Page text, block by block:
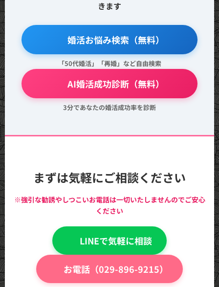
きます
🔍 婚活お悩み検索（無料）
「50代婚活」「再婚」など自由検索
💖 AI婚活成功診断（無料）
3分であなたの婚活成功率を診断
まずは気軽にご相談ください
※強引な勧誘やしつこいお電話は一切いたしませんのでご安心
ください
💬 LINEで気軽に相談
📞 お電話（029-896-9215）